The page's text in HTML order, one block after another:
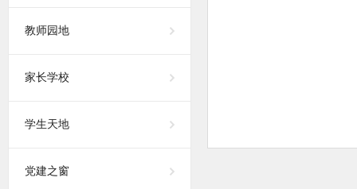
教师园地
家长学校
学生天地
党建之窗